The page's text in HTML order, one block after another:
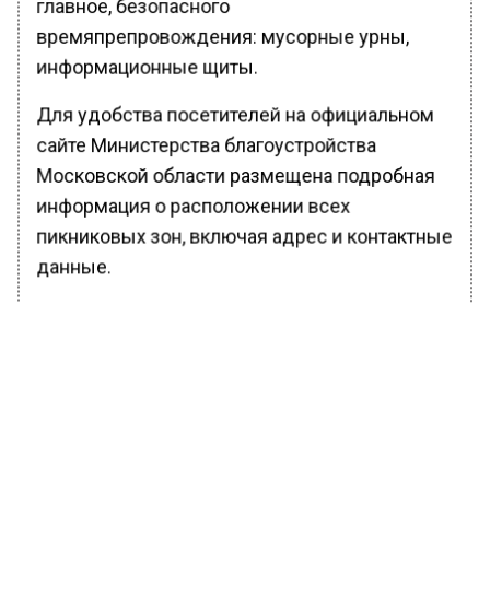
главное, безопасного
времяпрепровождения: мусорные урны,
информационные щиты.
Для удобства посетителей на официальном
сайте Министерства благоустройства
Московской области размещена подробная
информация о расположении всех
пикниковых зон, включая адрес и контактные
данные.